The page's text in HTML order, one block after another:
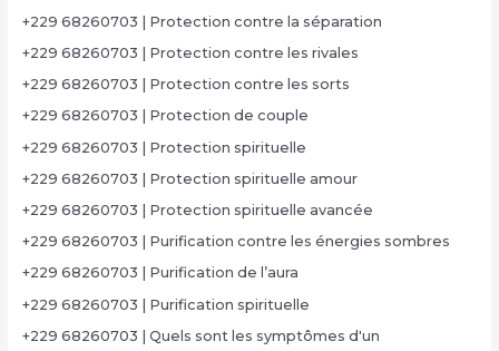
+229 68260703 | Protection contre la séparation
+229 68260703 | Protection contre les rivales
+229 68260703 | Protection contre les sorts
+229 68260703 | Protection de couple
+229 68260703 | Protection spirituelle
+229 68260703 | Protection spirituelle amour
+229 68260703 | Protection spirituelle avancée
+229 68260703 | Purification contre les énergies sombres
+229 68260703 | Purification de l’aura
+229 68260703 | Purification spirituelle
+229 68260703 | Quels sont les symptômes d'un